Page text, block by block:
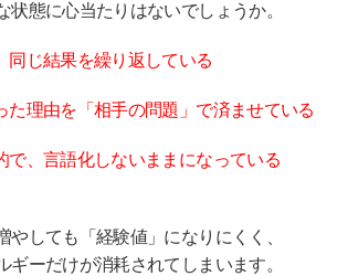
状態に心当たりはないでしょうか。
じ結果を繰り返している
理由を「相手の問題」で済ませている
、言語化しないままになっている
やしても「経験値」になりにくく、
ギーだけが消耗されてしまいます。